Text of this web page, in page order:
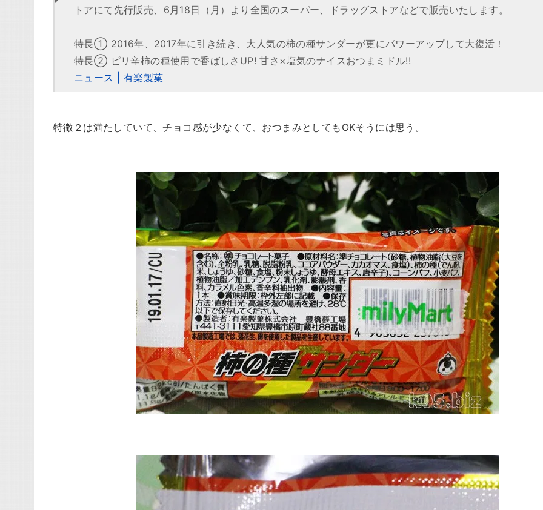
トアにて先行販売、6月18日（月）より全国のスーパー、ドラッグストアなどで販売いたします。
特長① 2016年、2017年に引き続き、大人気の柿の種サンダーが更にパワーアップして大復活！
特長② ピリ辛柿の種使用で香ばしさUP! 甘さ×塩気のナイスおつまミドル!!
ニュース | 有楽製菓
特徴２は満たしていて、チョコ感が少なくて、おつまみとしてもOKそうには思う。